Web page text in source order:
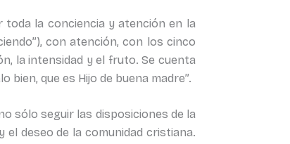
toda la conciencia y atención en la
con atención, con los cinco
la intensidad y el fruto. Se cuenta
bien, que es Hijo de buena madre”.
sólo seguir las disposiciones de la
deseo de la comunidad cristiana.